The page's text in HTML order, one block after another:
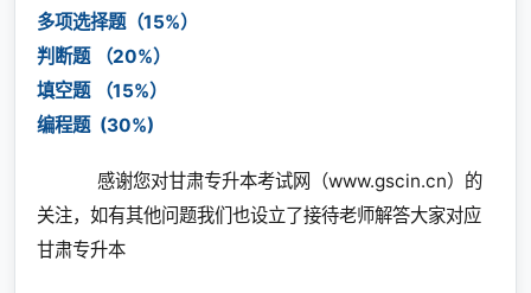
多项选择题（15%）
判断题 （20%）
填空题 （15%）
编程题 (30%)
感谢您对甘肃专升本考试网（www.gscin.cn）的
关注，如有其他问题我们也设立了接待老师解答大家对应
甘肃专升本